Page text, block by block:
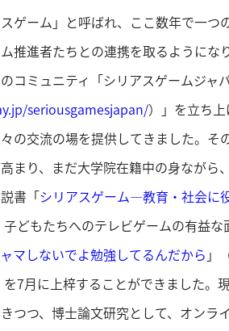
ゲーム」と呼ばれ、ここ数年で一つ
推進者たちとの連携を取るようにな
コミュニティ「シリアスゲームジャ
seriousgamesjapan/）」を立ち
の交流の場を提供してきました。
まり、まだ大学院在籍中の身ながら
書「シリアスゲーム―教育・社会に
どもたちへのテレビゲームの有益
マしないでよ勉強してるんだから 」
7月に上梓することができました。
つつ、博士論文研究として、オンラ